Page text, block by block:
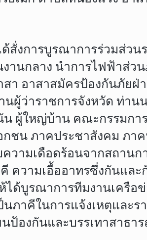
สั่งการบูรณาการร่วมส่ว
านกลาง นำการไฟฟ้าส่ว
อาสาสมัครป้องกันภัยฝ่
ผู้ว่าราชการจังหวัด ท่าน
ผู้ใหญ่บ้าน คณะกรรมก
ชน ภาคประชาสังคม ภา
วามเดือดร้อนจากสถา
ความเอื้ออาทรซึ่งกันแล
ด้บูรณาการทีมงานเครือ
ภาคีในการแจ้งเหตุและ
ป้องกันและบรรเทาสาธ